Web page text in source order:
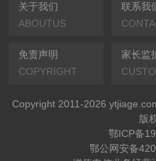
关于我们
ABOUTUS
联系我
免责声明
COPYRIGHT
家长监
Copyright 2011-2026
版
鄂ICP备
鄂公网安备